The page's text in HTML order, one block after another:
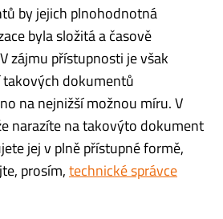
by jejich plnohodnotná
byla složitá a časově
zájmu přístupnosti je však
dokumentů
na nejnižší možnou míru. V
narazíte na takovýto dokument
jej v plně přístupné formě,
prosím,technické správce